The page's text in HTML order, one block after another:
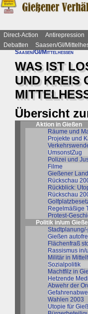
Direct-Action Antirepression
Debatten
Saasen/GI/
Saasen/GI/Mittelhessen
WAS IST
UND KREIS
Übersicht
Aktion in Gießen
Räume und
Projekte und
UmsonstZug
Polizei und
Filme
Gießener
Rückschau
Rückblick:
Rückschau
Regelmäßige
Protest-
Politik in/um
Gießen
Flächenfraß
Rassismus in/
Militär in
Sozialpolitik
Machtfilz in
Hetzende
Abwehr der
Wahlen 2003
Utopie für